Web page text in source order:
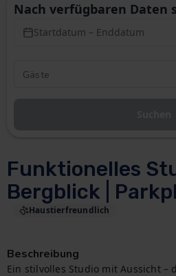
Funktionelles
Bergblick |
Haustierfreundlich
Beschreibung
Ein stilvolles Studio mit Aussicht –
Nach verfügbaren Daten
Startdatum – Enddatum